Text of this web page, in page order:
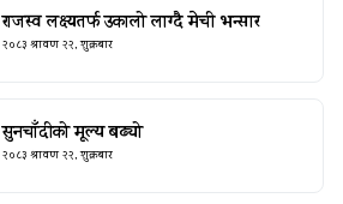
राजस्व लक्ष्यतर्फ उकालो लाग्दै मेची भन्सार
२०८३ श्रावण २२, शुक्रबार
सुनचाँदीको मूल्य बढ्यो
२०८३ श्रावण २२, शुक्रबार